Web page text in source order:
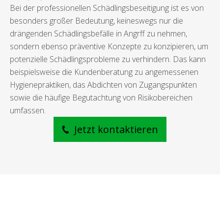
Bei der professionellen Schädlingsbeseitigung ist es von
besonders großer Bedeutung, keineswegs nur die
drängenden Schädlingsbefälle in Angrff zu nehmen,
sondern ebenso präventive Konzepte zu konzipieren, um
potenzielle Schädlingsprobleme zu verhindern. Das kann
beispielsweise die Kundenberatung zu angemessenen
Hygienepraktiken, das Abdichten von Zugangspunkten
sowie die häufige Begutachtung von Risikobereichen
umfassen.
Jetzt kontaktieren